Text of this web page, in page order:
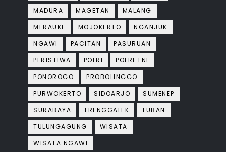
MADURA
MAGETAN
MALANG
MERAUKE
MOJOKERTO
NGANJUK
NGAWI
PACITAN
PASURUAN
PERISTIWA
POLRI
POLRI TNI
PONOROGO
PROBOLINGGO
PURWOKERTO
SIDOARJO
SUMENEP
SURABAYA
TRENGGALEK
TUBAN
TULUNGAGUNG
WISATA
WISATA NGAWI